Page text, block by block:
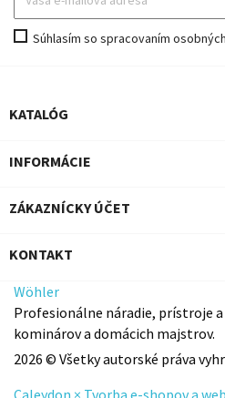
Súhlasím so spracovaním
KATALÓG
INFORMÁCIE
ZÁKAZNÍCKY ÚČET
KONTAKT
Wöhler
Profesionálne náradie, prístroje
kominárov a domácich majstrov.
2026 © Všetky autorské práva
Caleydon × Tvorba e-shopov a